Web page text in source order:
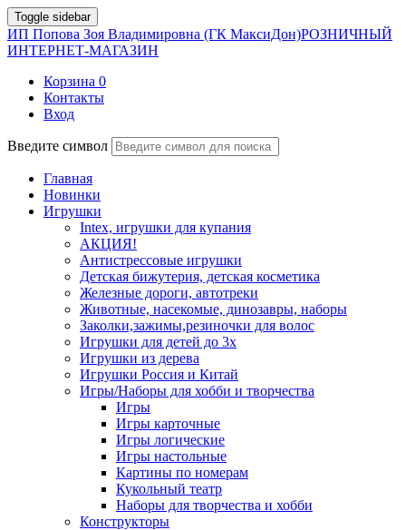
Toggle sidebar
ИП Попова Зоя Владимировна (ГК МаксиДон)РОЗНИЧНЫЙ
ИНТЕРНЕТ-МАГАЗИН
Корзина 0
Контакты
Вход
Введите символ
Главная
Новинки
Игрушки
Intex, игрушки для купания
АКЦИЯ!
Антистрессовые игрушки
Детская бижутерия, детская косметика
Железные дороги, автотреки
Животные, насекомые, динозавры, наборы
Заколки,зажимы,резиночки для волос
Игрушки для детей до 3х
Игрушки из дерева
Игрушки Россия и Китай
Игры/Наборы для хобби и творчества
Игры
Игры карточные
Игры логические
Игры настольные
Картины по номерам
Кукольный театр
Наборы для творчества и хобби
Конструкторы